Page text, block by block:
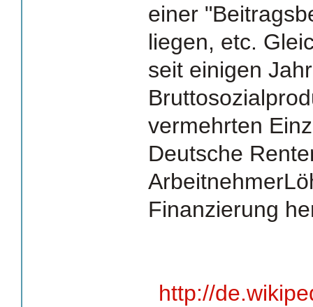
einer
liegen, etc.
seit einigen
vermehrten
Deutsche
Finanzierung
http://